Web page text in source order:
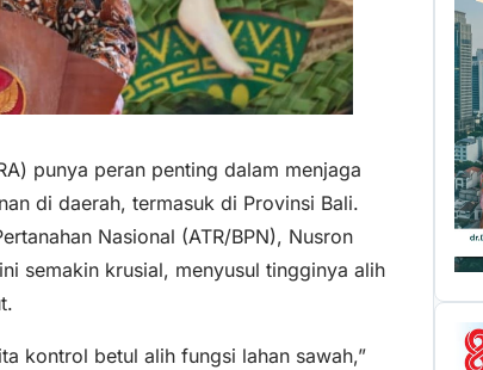
punya peran penting dalam menjaga
di daerah, termasuk di Provinsi Bali.
Nasional (ATR/BPN), Nusron
semakin krusial, menyusul tingginya alih
kontrol betul alih fungsi lahan sawah,”